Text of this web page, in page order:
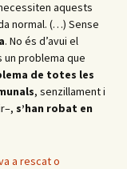
aquests
normal. (…) Sense
. No és d’avui el
problema que
de totes les
, senzillament i
s’han robat en
a rescat o